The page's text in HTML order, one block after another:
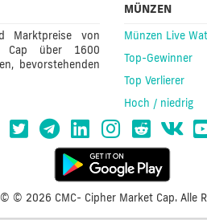
Marktpreise von
Cap über 1600
bevorstehenden
MÜNZEN
Münzen Live
Top-Gewinner
Top Verlierer
Hoch / niedrig
© 2026 CMC- Cipher Market Cap. Alle